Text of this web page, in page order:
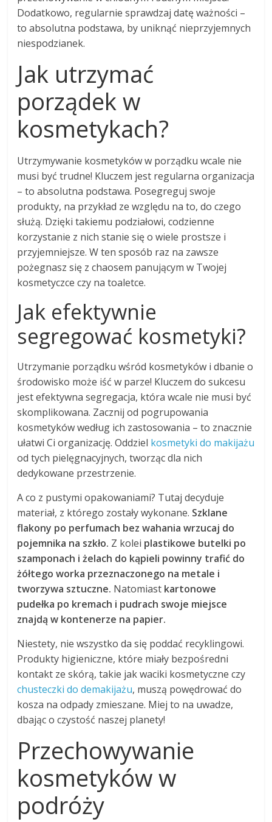
Dodatkowo, regularnie sprawdzaj datę ważności –
to absolutna podstawa, by uniknąć nieprzyjemnych
niespodzianek.
Jak utrzymać
porządek w
kosmetykach?
Utrzymywanie kosmetyków w porządku wcale nie
musi być trudne! Kluczem jest regularna organizacja
– to absolutna podstawa. Posegreguj swoje
produkty, na przykład ze względu na to, do czego
służą. Dzięki takiemu podziałowi, codzienne
korzystanie z nich stanie się o wiele prostsze i
przyjemniejsze. W ten sposób raz na zawsze
pożegnasz się z chaosem panującym w Twojej
kosmetyczce czy na toaletce.
Jak efektywnie
segregować kosmetyki?
Utrzymanie porządku wśród kosmetyków i dbanie o
środowisko może iść w parze! Kluczem do sukcesu
jest efektywna segregacja, która wcale nie musi być
skomplikowana. Zacznij od pogrupowania
kosmetyków według ich zastosowania – to znacznie
ułatwi Ci organizację. Oddziel kosmetyki do makijażu
od tych pielęgnacyjnych, tworząc dla nich
dedykowane przestrzenie.
A co z pustymi opakowaniami? Tutaj decyduje
materiał, z którego zostały wykonane. Szklane
flakony po perfumach bez wahania wrzucaj do
pojemnika na szkło. Z kolei plastikowe butelki po
szamponach i żelach do kąpieli powinny trafić do
żółtego worka przeznaczonego na metale i
tworzywa sztuczne. Natomiast kartonowe
pudełka po kremach i pudrach swoje miejsce
znajdą w kontenerze na papier.
Niestety, nie wszystko da się poddać recyklingowi.
Produkty higieniczne, które miały bezpośredni
kontakt ze skórą, takie jak waciki kosmetyczne czy
chusteczki do demakijażu, muszą powędrować do
kosza na odpady zmieszane. Miej to na uwadze,
dbając o czystość naszej planety!
Przechowywanie
kosmetyków w
podróży